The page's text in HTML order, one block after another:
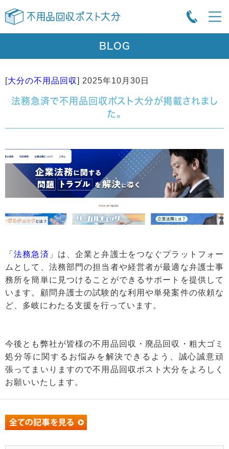
BLOG
[大分の不用品回収] 2025年10月30日
法務急済で不用品回収ポスト大分が掲載されまし
た。
「法務急済 」は、企業と弁護士をつなぐプラットフォー
ムとして、法務部門の担当者や経営者が最適な弁護士事
務所を簡単に見つけることができるサポートを提供して
います。顧問弁護士の試験的な利用や単発案件の依頼な
ど、多岐にわたる支援を行っています。
今後とも弊社が皆様の不用品回収・廃品回収・粗大ゴミ
処分等に関するお悩みを解決できるよう、誠心誠意頑
張ってまいりますので不用品回収ポスト大分をよろしく
お願いいたします。